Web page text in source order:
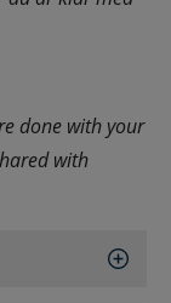
done with your
with